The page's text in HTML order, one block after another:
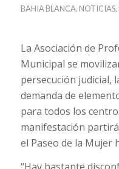
BAHIA BLANCA, NOTICIAS,
La Asociación de
Municipal se
persecución judicial,
demanda de
para todos los
manifestación
el Paseo de la Mujer